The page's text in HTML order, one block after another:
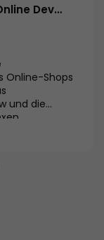
| HSE24
Online-Shops
und die
unseres
wir uns von